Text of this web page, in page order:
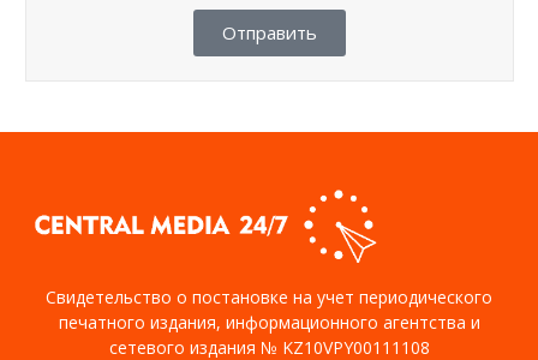
Отправить
Свидетельство о постановке на учет периодического
печатного издания, информационного агентства и
сетевого издания № KZ10VPY00111108